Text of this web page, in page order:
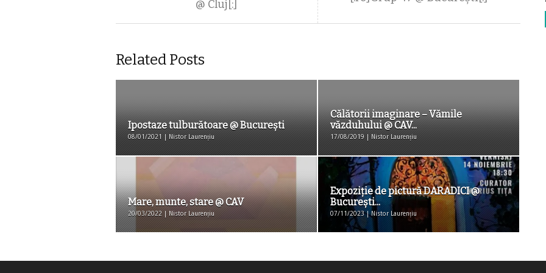
@ Cluj[:]
Related Posts
Ipostaze tulburătoare @ București
08/01/2021 | Nistor Laurențiu
Călătorii imaginare – Vămile
văzduhului @ CAV...
17/08/2019 | Nistor Laurențiu
Mare, munte, stare @ CAV
20/03/2022 | Nistor Laurențiu
Expoziţie de pictură DARADICI @
Bucureşti...
07/11/2023 | Nistor Laurențiu